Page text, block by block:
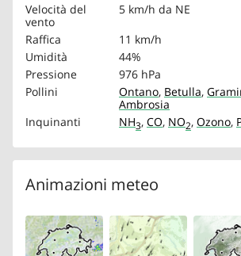
Velocità del
vento
5 km/h da NE
Raffica
11 km/h
Umidità
44%
Pressione
976 hPa
Pollini
Ontano, Betulla,
Ambrosia
Inquinanti
NH3, CO, NO2, Ozono,
Animazioni meteo